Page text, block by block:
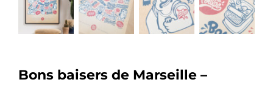
Bons baisers de Marseille –